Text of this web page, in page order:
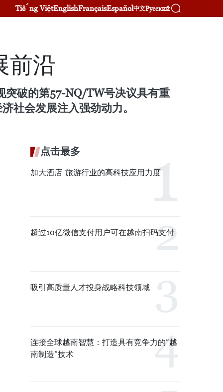
Tiếng ViệtEnglishFrançaisEspañol中文Русский
前沿
突破的第57-NQ/TW号决议具有重
社会发展注入强劲动力。
点击最多
加大酒店-旅游行业的高科技应用力度
超过10亿微信支付用户可在越南扫码支付
吸引高质量人才投身战略科技领域
连接全球越南智慧：打造具有竞争力的“越
南制造”技术